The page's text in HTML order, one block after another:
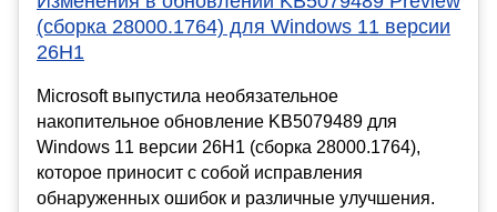
(сборка 28000.1764) для Windows 11 версии
26H1
Microsoft выпустила необязательное
накопительное обновление KB5079489 для
Windows 11 версии 26H1 (сборка 28000.1764),
которое приносит с собой исправления
обнаруженных ошибок и различные улучшения.